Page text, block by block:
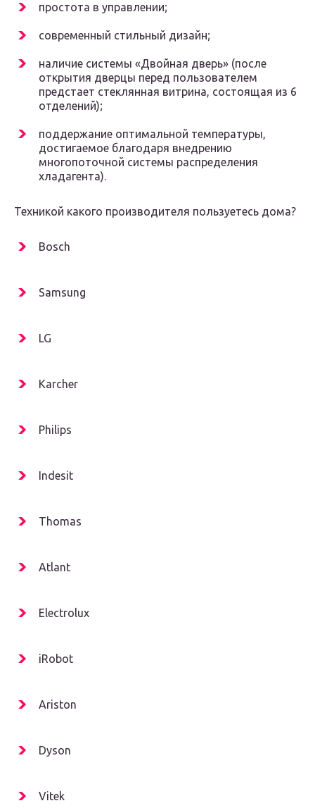
простота в управлении;
современный стильный дизайн;
наличие системы «Двойная дверь» (после
открытия дверцы перед пользователем
предстает стеклянная витрина, состоящая из 6
отделений);
поддержание оптимальной температуры,
достигаемое благодаря внедрению
многопоточной системы распределения
хладагента).
Техникой какого производителя пользуетесь дома?
Bosch
Samsung
LG
Karcher
Philips
Indesit
Thomas
Atlant
Electrolux
iRobot
Ariston
Dyson
Vitek